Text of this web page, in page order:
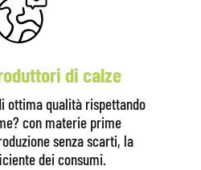
di calze
ottima qualità rispettando
con materie prime
senza scarti, la
dei consumi.